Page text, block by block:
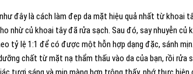
đây là cách làm đẹp da mặt hiệu quả nhất từ khoai
nhừ củ khoai tây đã rửa sạch. Sau đó, say nhuyễn
tỷ lệ 1:1 để có được một hỗn hợp dạng đặc, sánh
chất từ mặt nạ thẩm thấu vào da của bạn, rồi rửa